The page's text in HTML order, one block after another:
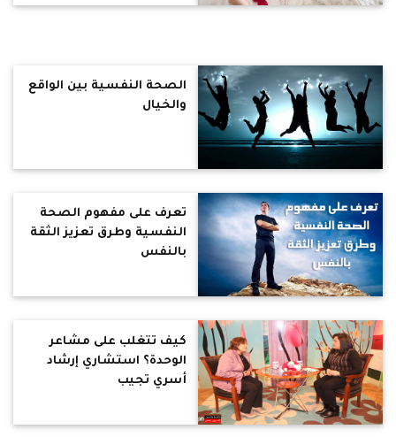
الصحة النفسية بين الواقع
والخيال
تعرف على مفهوم الصحة
النفسية وطرق تعزيز الثقة
بالنفس
كيف تتغلب على مشاعر
الوحدة؟ استشاري إرشاد
أسري تجيب